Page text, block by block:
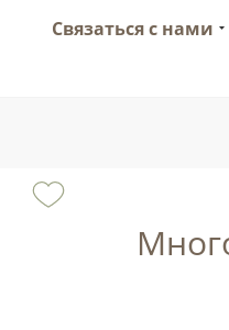
Связаться с нами